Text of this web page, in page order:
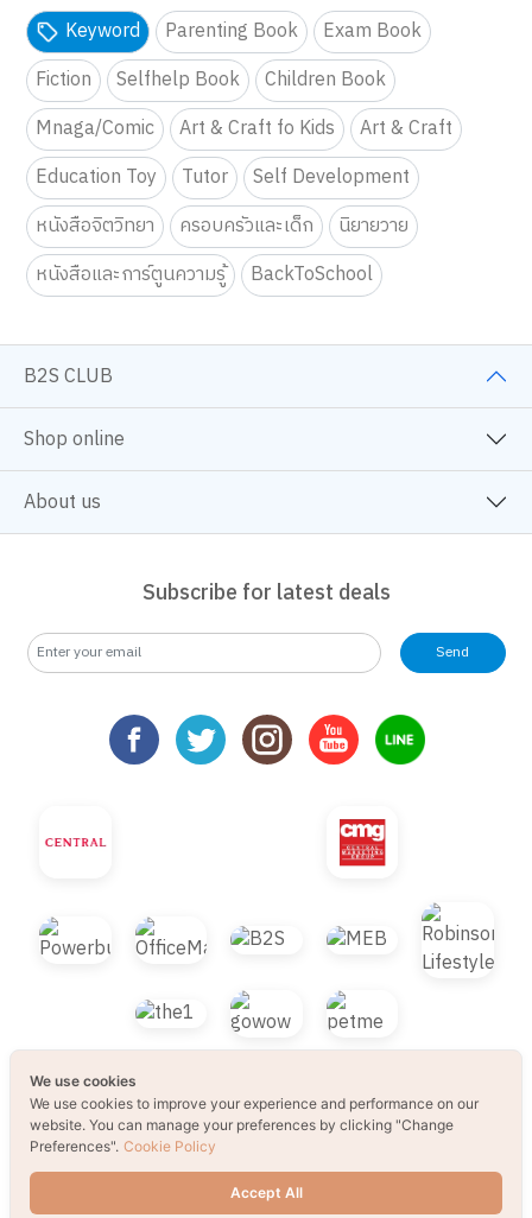
Keyword Parenting Book
Exam Book
Fiction
Selfhelp Book
Children Book
Mnaga/Comic
Art & Craft fo Kids
Art & Craft
Education Toy
Tutor
Self Development
หนังสือจิตวิทยา
ครอบครัวและเด็ก
นิยายวาย
หนังสือและการ์ตูนความรู้
BackToSchool
B2S CLUB
Shop online
About us
Subscribe for latest deals
Send
© 2021 B2S CLUB, All rights reserved. Web
Design by1001click.
We use cookies
We use cookies to improve your experience and performance on our
website. You can manage your preferences by clicking "Change
Preferences". Cookie Policy
Accept All